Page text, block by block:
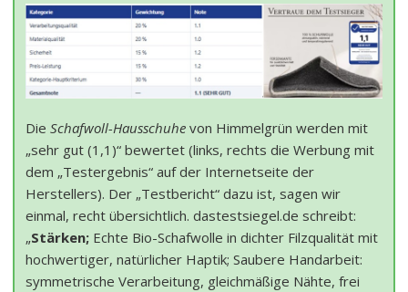
Die Schafwoll-Hausschuhe von Himmelgrün werden mit
„sehr gut (1,1)“ bewertet (links, rechts die Werbung mit
dem „Testergebnis“ auf der Internetseite der
Herstellers). Der „Testbericht“ dazu ist, sagen wir
einmal, recht übersichtlich. dastestsiegel.de schreibt:
„Stärken; Echte Bio-Schafwolle in dichter Filzqualität mit
hochwertiger, natürlicher Haptik; Saubere Handarbeit:
symmetrische Verarbeitung, gleichmäßige Nähte, frei